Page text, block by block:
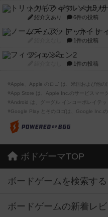
トリックギア - ペルソ
紹介文あり 6件の投稿
ノームズ・アット・ナ
1件の投稿
フィッシェン2
1件の投稿
※Apple、Apple のロゴ は、米国および他の
※App Store は、Apple Inc.のサービスマーク
※Android は、グーグル インコーポレイテッ
※Google Play とそのロゴは、Google Inc.の
ボドゲーマTOP
ボードゲームを検索する
ボードゲームの新着レ